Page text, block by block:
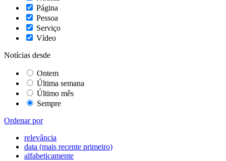
Página
Pessoa
Serviço
Vídeo
Notícias desde
Ontem
Última semana
Último mês
Sempre
Ordenar por
relevância
data (mais recente primeiro)
alfabeticamente